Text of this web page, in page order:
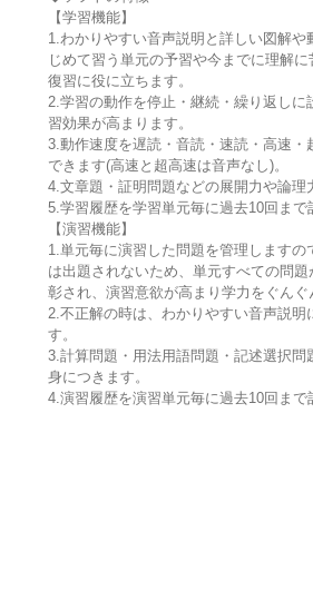
【学習機能】
1.わかりやすい音声説明と詳しい図解や
じめて習う単元の予習や今までに理解
復習に役に立ちます。
2.学習の動作を停止・継続・繰り返しに
習効果が高まります。
3.動作速度を遅読・音読・速読・高速・
できます(高速と超高速は音声なし)。
4.文章題・証明問題などの展開力や論理
5.学習履歴を学習単元毎に過去10回まで
【演習機能】
1.単元毎に演習した問題を管理しますの
は出題されないため、単元すべての問
彰され、演習意欲が高まり学力をぐんぐ
2.不正解の時は、わかりやすい音声説明
す。
3.計算問題・用法用語問題・記述選択問
身につきます。
4.演習履歴を演習単元毎に過去10回まで